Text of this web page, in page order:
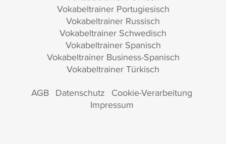
Vokabeltrainer Portugiesisch
Vokabeltrainer Russisch
Vokabeltrainer Schwedisch
Vokabeltrainer Spanisch
Vokabeltrainer Business-Spanisch
Vokabeltrainer Türkisch
AGB Datenschutz Cookie-Verarbeitung
Impressum